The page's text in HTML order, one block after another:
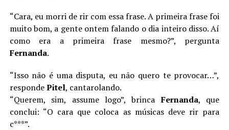
“Cara, eu morri de rir com essa frase. A primeira frase foi
muito bom, a gente ontem falando o dia inteiro disso. Aí
como era a primeira frase mesmo?”, pergunta
Fernanda.
“Isso não é uma disputa, eu não quero te provocar…”,
respondePitel, cantarolando.
“Querem, sim, assume logo”, brincaFernanda, que
conclui: “O cara que coloca as músicas deve rir para
c***”.